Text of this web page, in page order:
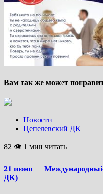
Вам так же может
Новости
Цепелевский ДК
82 👁 1 мин читать
21 июня — Международный
ДК)